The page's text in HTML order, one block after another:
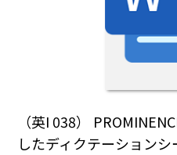
（英I 038）
したディクテーションシ